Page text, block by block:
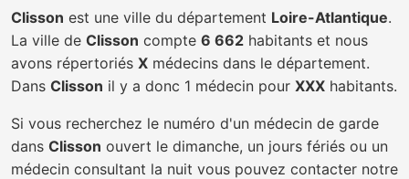
Clisson est une ville du département Loire-Atlantique.
La ville de Clisson compte 6 662 habitants et nous
avons répertoriés X médecins dans le département.
Dans Clisson il y a donc 1 médecin pour XXX habitants.
Si vous recherchez le numéro d'un médecin de garde
dans Clisson ouvert le dimanche, un jours fériés ou un
médecin consultant la nuit vous pouvez contacter notre